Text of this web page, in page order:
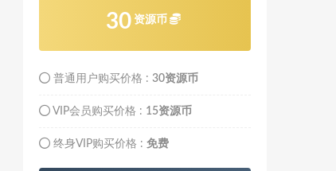
30 资源币
普通用户购买价格 : 30资源币
VIP会员购买价格 : 15资源币
终身VIP购买价格 : 免费